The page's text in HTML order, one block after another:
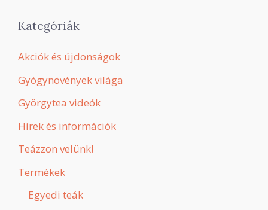
Kategóriák
Akciók és újdonságok
Gyógynövények világa
Györgytea videók
Hírek és információk
Teázzon velünk!
Termékek
Egyedi teák